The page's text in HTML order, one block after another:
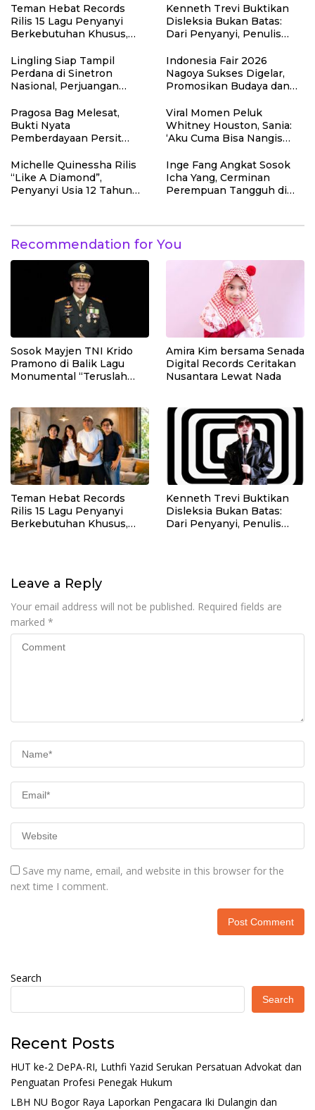
Teman Hebat Records
Rilis 15 Lagu Penyanyi
Berkebutuhan Khusus,
Inklusif untuk Berkarya
Kenneth Trevi Buktikan
Disleksia Bukan Batas:
Dari Penyanyi, Penulis
Engineer
Lingling Siap Tampil
Perdana di Sinetron
Nasional, Perjuangan
Sorotan
Indonesia Fair 2026
Nagoya Sukses Digelar,
Promosikan Budaya dan
Jepang
Pragosa Bag Melesat,
Bukti Nyata
Pemberdayaan Persit
Viral Momen Peluk
Whitney Houston, Sania:
‘Aku Cuma Bisa Nangis
Michelle Quinessha Rilis
“Like A Diamond”,
Penyanyi Usia 12 Tahun
Inge Fang Angkat Sosok
Icha Yang, Cerminan
Perempuan Tangguh di
Recommendation for You
Sosok Mayjen TNI Krido
Pramono di Balik Lagu
Monumental “Teruslah
Amira Kim bersama Senada
Digital Records Ceritakan
Nusantara Lewat Nada
Teman Hebat Records
Rilis 15 Lagu Penyanyi
Berkebutuhan Khusus,
Kenneth Trevi Buktikan
Disleksia Bukan Batas:
Dari Penyanyi, Penulis
Leave a Reply
Your email address will not be published. Required fields are
marked *
Save my name, email, and website in this browser for the
next time I comment.
Search
Search
Recent Posts
HUT ke-2 DePA-RI, Luthfi Yazid Serukan Persatuan Advokat dan
Penguatan Profesi Penegak Hukum
LBH NU Bogor Raya Laporkan Pengacara Iki Dulangin dan